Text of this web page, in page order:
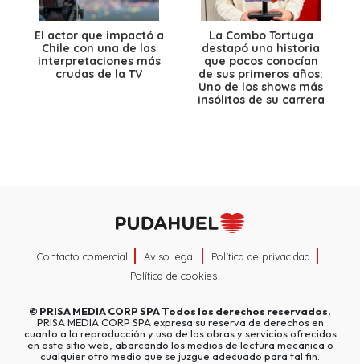
El actor que impactó a
Chile con una de las
interpretaciones más
crudas de la TV
La Combo Tortuga
destapó una historia
que pocos conocían
de sus primeros años:
Uno de los shows más
insólitos de su carrera
Contacto comercial Aviso legal
Política de privacidad
Política de cookies
© PRISA MEDIA CORP SPATodos los derechos reservados.
PRISA MEDIA CORP SPA expresa su reserva de derechos en
cuanto a la reproducción y uso de las obras y servicios ofrecidos
en este sitio web, abarcando los medios de lectura mecánica o
cualquier otro medio que se juzgue adecuado para tal fin.